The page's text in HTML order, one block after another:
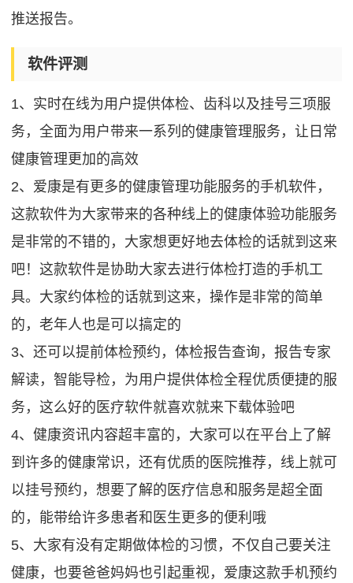
推送报告。
软件评测
1、实时在线为用户提供体检、齿科以及挂号三项服
务，全面为用户带来一系列的健康管理服务，让日常
健康管理更加的高效
2、爱康是有更多的健康管理功能服务的手机软件，
这款软件为大家带来的各种线上的健康体验功能服务
是非常的不错的，大家想更好地去体检的话就到这来
吧！这款软件是协助大家去进行体检打造的手机工
具。大家约体检的话就到这来，操作是非常的简单
的，老年人也是可以搞定的
3、还可以提前体检预约，体检报告查询，报告专家
解读，智能导检，为用户提供体检全程优质便捷的服
务，这么好的医疗软件就喜欢就来下载体验吧
4、健康资讯内容超丰富的，大家可以在平台上了解
到许多的健康常识，还有优质的医院推荐，线上就可
以挂号预约，想要了解的医疗信息和服务是超全面
的，能带给许多患者和医生更多的便利哦
5、大家有没有定期做体检的习惯，不仅自己要关注
健康，也要爸爸妈妈也引起重视，爱康这款手机预约